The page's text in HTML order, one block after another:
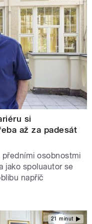
si
až za padesát
osobnostmi
jako spoluautor se
napříč
21 minut